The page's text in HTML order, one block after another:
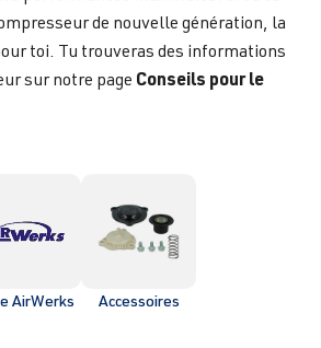
de nouvelle génération, la
toi. Tu trouveras des informations
sur notre page Conseils pour le
AirWerks Accessoires